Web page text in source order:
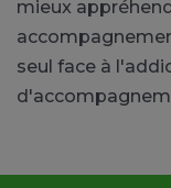
mieux
seul face à